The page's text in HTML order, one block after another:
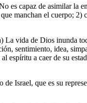
es capaz de asimilar la
manchan el cuerpo; 2)
vida de Dios inunda
sentimiento, idea,
a caer de su
Israel, que es su